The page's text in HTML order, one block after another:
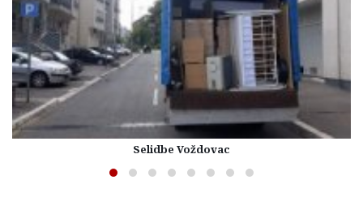
Selidbe Voždovac